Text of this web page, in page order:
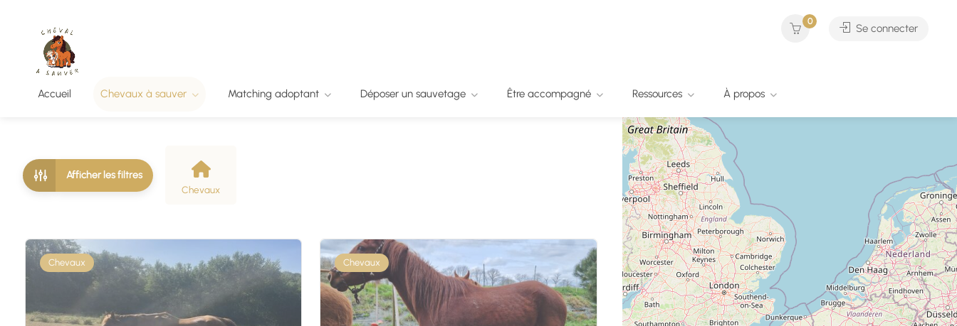
Accueil Chevaux à sauver Matching adoptant Déposer un sauvetage Être accompagné Ressources À propos
0
Se connecter
Afficher les filtres
Chevaux
Chevaux Chevaux